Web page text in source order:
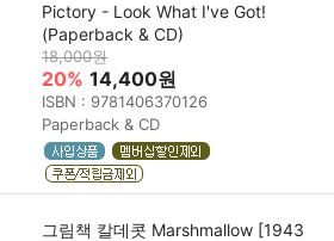
Pictory - Look What I've Got!
(Paperback & CD)
18,000원
20% 14,400원
ISBN : 9781406370126
Paperback & CD
그림책 칼데콧 Marshmallow [1943